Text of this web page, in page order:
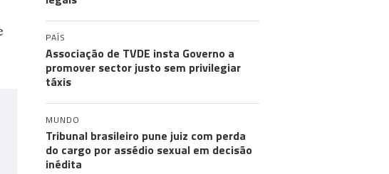
PAÍS
Associação de TVDE insta Governo a
promover sector justo sem privilegiar
táxis
MUNDO
Tribunal brasileiro pune juiz com perda
do cargo por assédio sexual em decisão
inédita